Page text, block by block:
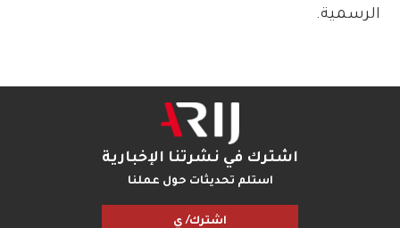
الرسمية.
اشترك في نشرتنا الإخبارية
استلم تحديثات حول عملنا
اشترك/ ي